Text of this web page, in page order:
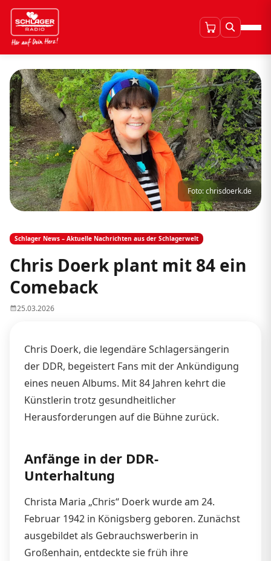
Foto: chrisdoerk.de
Schlager News – Aktuelle Nachrichten aus der Schlagerwelt
Chris Doerk plant mit 84 ein
Comeback
25.03.2026
Chris Doerk, die legendäre Schlagersängerin
der DDR, begeistert Fans mit der Ankündigung
eines neuen Albums. Mit 84 Jahren kehrt die
Künstlerin trotz gesundheitlicher
Herausforderungen auf die Bühne zurück.
Anfänge in der DDR-
Unterhaltung
Christa Maria „Chris“ Doerk wurde am 24.
Februar 1942 in Königsberg geboren. Zunächst
ausgebildet als Gebrauchswerberin in
Großenhain, entdeckte sie früh ihre